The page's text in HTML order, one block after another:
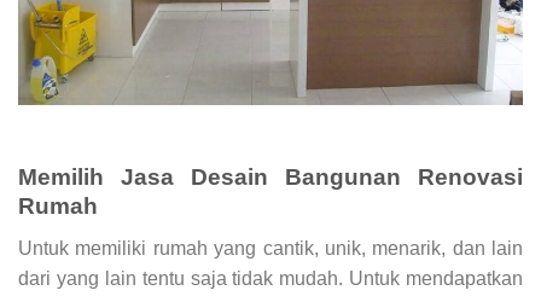
Memilih Jasa Desain Bangunan Renovasi
Rumah
Untuk memiliki rumah yang cantik, unik, menarik, dan lain
dari yang lain tentu saja tidak mudah. Untuk mendapatkan